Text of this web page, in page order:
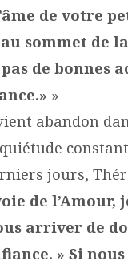
de votre
sommet de
de bonnes
»
abandon
jours,
de l’Amour,
arriver de
» Si